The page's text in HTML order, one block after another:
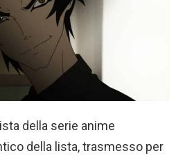
della serie anime
della lista, trasmesso per